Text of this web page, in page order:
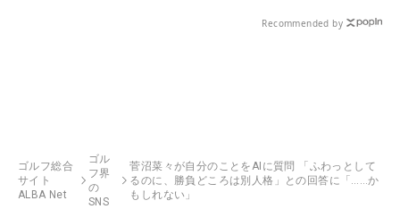
Recommended by
ゴルフ総合
サイト
ALBA Net
ゴル
フ界
の
SNS
菅沼菜々が自分のことをAIに質問 「ふわっとして
るのに、勝負どころは別人格」との回答に「……か
もしれない」